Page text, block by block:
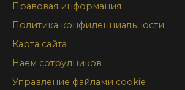
Правовая информация
Политика конфиденциальности
Карта сайта
Наем сотрудников
Управление файлами cookie